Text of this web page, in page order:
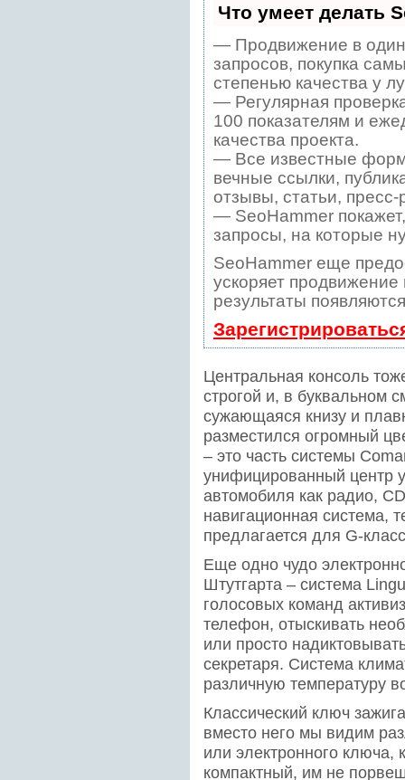
Что умеет делать
— Продвижение в один
запросов, покупка
степенью качества у
— Регулярная
100 показателям и
качества проекта.
— Все известные
вечные ссылки,
отзывы, статьи,
— SeoHammer
запросы, на которые
SeoHammer еще
ускоряет
результаты
Центральная консоль
строгой и, в буквальном
сужающаяся книзу и
разместился огромный
– это часть системы
унифицированный центр
автомобиля как радио,
навигационная система,
предлагается для G-
Еще одно чудо
Штутгарта – система
голосовых команд
телефон, отыскивать
или просто
секретаря. Система
различную температуру
Классический ключ
вместо него мы видим
или электронного ключа,
компактный, им не